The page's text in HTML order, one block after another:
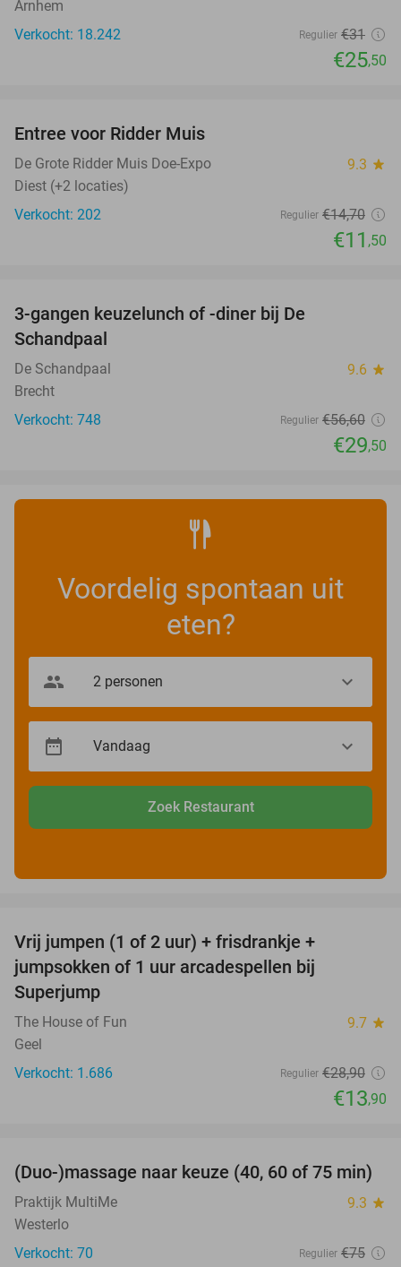
Arnhem
Verkocht: 18.242
Regulier €31
€25,50
TODAY
Entree voor Ridder Muis
De Grote Ridder Muis Doe-Expo 9.3 star
Diest (+2 locaties)
Verkocht: 202
Regulier €14,70
€11 ,50
3-gangen keuzelunch of -diner bij De
Schandpaal
De Schandpaal 9.6 star
Brecht
Verkocht: 748
Regulier €56,60
€29,50
Voordelig spontaan uit
eten?
Zoek Restaurant
Vrij jumpen (1 of 2 uur) + frisdrankje +
jumpsokken of 1 uur arcadespellen bij
Superjump
The House of Fun 9.7 star
Geel
Verkocht: 1.686
Regulier €28,90
€13,90
50%
(Duo-)massage naar keuze (40, 60 of 75 min)
Praktijk MultiMe 9.3 star
Westerlo
Verkocht: 70
Regulier €75